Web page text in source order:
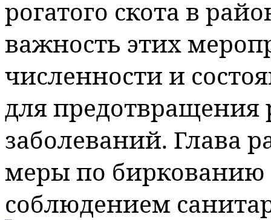
рогатого скота в
важность этих
численности и
для предотвращения
заболеваний. Глава
меры по биркованию
соблюдением